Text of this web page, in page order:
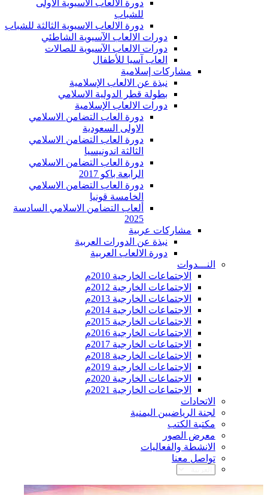
دورة الالعاب الاسيوية الاولى
للشباب
دورة الالعاب الاسيوية الثالثة للشباب
دورات الالعاب الآسيوية الشاطئي
دورات الالعاب الآسيوية للصالات
العاب آسيا للأطفال
مشاركات إسلامية
نبذة عن الالعاب الإسلامية
بطولة قطر الدولية الاسلامي
دورات الالعاب الإسلامية
دورة العاب التضامن الاسلامي
الاولى السعودية
دورة العاب التضامن الاسلامي
الثالثة اندونيسيا
دورة العاب التضامن الاسلامي
الرابعة باكو 2017
دورة العاب التضامن الاسلامي
الخامسة قونيا
ألعاب التضامن الاسلامي السادسة
2025
مشاركات عربية
نبذة عن الدورات العربية
دورة الالعاب العربية
النـــدوات
الاجتماعات الخارجية 2010م
الاجتماعات الخارجية 2012م
الاجتماعات الخارجية 2013م
الاجتماعات الخارجية 2014م
الاجتماعات الخارجية 2015م
الاجتماعات الخارجية 2016م
الاجتماعات الخارجية 2017م
الاجتماعات الخارجية 2018م
الاجتماعات الخارجية 2019م
الاجتماعات الخارجية 2020م
الاجتماعات الخارجية 2021م
الاتحادات
لجنة الرياضيين اليمنية
مكتبة الكتب
معرض الصور
الانشطة والفعاليات
تواصل معنا